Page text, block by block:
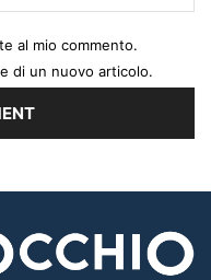
al mio commento.
di un nuovo articolo.